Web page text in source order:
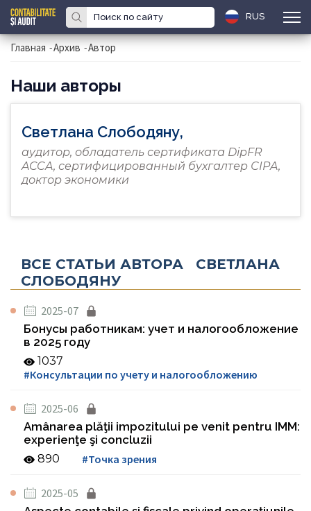
RUS
Главная -Архив -Автор
Наши авторы
Светлана Слободяну,
аудитор, обладатель сертификата DipFR
ACCA, сертифицированный бухгалтер СIРA,
доктор экономики
ВСЕ СТАТЬИ АВТОРА СВЕТЛАНА
СЛОБОДЯНУ
2025-07
Бонусы работникам: учет и налогообложение
в 2025 году
1037
#Консультации по учету и налогообложению
2025-06
Amânarea plăţii impozitului pe venit pentru IMM:
experienţe şi concluzii
890 #Точка зрения
2025-05